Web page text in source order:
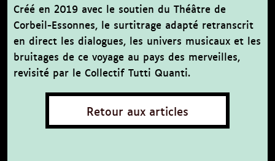
Créé en 2019 avec le soutien du Théâtre de
Corbeil-Essonnes, le surtitrage adapté retranscrit
en direct les dialogues, les univers musicaux et les
bruitages de ce voyage au pays des merveilles,
revisité par le Collectif Tutti Quanti.
Retour aux articles